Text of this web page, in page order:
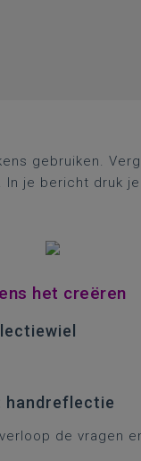
gebruiken.
je bericht druk
het creëren
handreflectie
de vragen